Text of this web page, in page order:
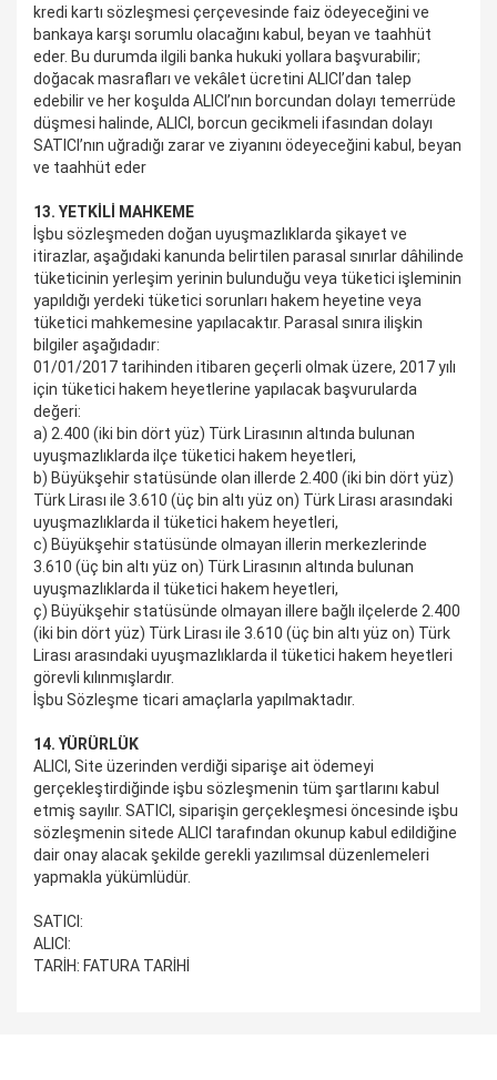
kredi kartı sözleşmesi çerçevesinde faiz ödeyeceğini ve
bankaya karşı sorumlu olacağını kabul, beyan ve taahhüt
eder. Bu durumda ilgili banka hukuki yollara başvurabilir;
doğacak masrafları ve vekâlet ücretini ALICI’dan talep
edebilir ve her koşulda ALICI’nın borcundan dolayı temerrüde
düşmesi halinde, ALICI, borcun gecikmeli ifasından dolayı
SATICI’nın uğradığı zarar ve ziyanını ödeyeceğini kabul, beyan
ve taahhüt eder
13. YETKİLİ MAHKEME
İşbu sözleşmeden doğan uyuşmazlıklarda şikayet ve
itirazlar, aşağıdaki kanunda belirtilen parasal sınırlar dâhilinde
tüketicinin yerleşim yerinin bulunduğu veya tüketici işleminin
yapıldığı yerdeki tüketici sorunları hakem heyetine veya
tüketici mahkemesine yapılacaktır. Parasal sınıra ilişkin
bilgiler aşağıdadır:
01/01/2017 tarihinden itibaren geçerli olmak üzere, 2017 yılı
için tüketici hakem heyetlerine yapılacak başvurularda
değeri:
a) 2.400 (iki bin dört yüz) Türk Lirasının altında bulunan
uyuşmazlıklarda ilçe tüketici hakem heyetleri,
b) Büyükşehir statüsünde olan illerde 2.400 (iki bin dört yüz)
Türk Lirası ile 3.610 (üç bin altı yüz on) Türk Lirası arasındaki
uyuşmazlıklarda il tüketici hakem heyetleri,
c) Büyükşehir statüsünde olmayan illerin merkezlerinde
3.610 (üç bin altı yüz on) Türk Lirasının altında bulunan
uyuşmazlıklarda il tüketici hakem heyetleri,
ç) Büyükşehir statüsünde olmayan illere bağlı ilçelerde 2.400
(iki bin dört yüz) Türk Lirası ile 3.610 (üç bin altı yüz on) Türk
Lirası arasındaki uyuşmazlıklarda il tüketici hakem heyetleri
görevli kılınmışlardır.
İşbu Sözleşme ticari amaçlarla yapılmaktadır.
14. YÜRÜRLÜK
ALICI, Site üzerinden verdiği siparişe ait ödemeyi
gerçekleştirdiğinde işbu sözleşmenin tüm şartlarını kabul
etmiş sayılır. SATICI, siparişin gerçekleşmesi öncesinde işbu
sözleşmenin sitede ALICI tarafından okunup kabul edildiğine
dair onay alacak şekilde gerekli yazılımsal düzenlemeleri
yapmakla yükümlüdür.
SATICI:
ALICI:
TARİH: FATURA TARİHİ